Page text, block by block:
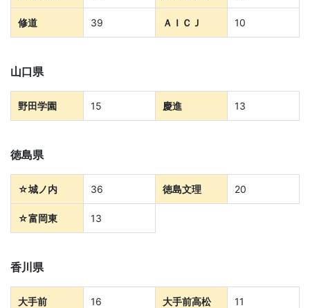
学
以
上
の
差
を
け
修道 39 ＡＩＣＪ 10
山口県
野田学園 15 慶進 13
徳島県
☆城ノ内 36 徳島文理 20
☆富岡東 13
香川県
大手前 16 大手前高松 11